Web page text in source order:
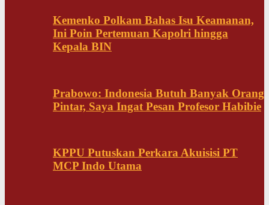
Kemenko Polkam Bahas Isu Keamanan,
Ini Poin Pertemuan Kapolri hingga
Kepala BIN
Prabowo: Indonesia Butuh Banyak Orang
Pintar, Saya Ingat Pesan Profesor Habibie
KPPU Putuskan Perkara Akuisisi PT
MCP Indo Utama